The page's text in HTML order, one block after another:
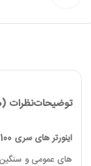
توضیحاتنظرات (0)
اینورتر های سری G100 برند LS